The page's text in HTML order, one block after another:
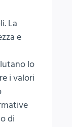
La
e
lo
i valori
di